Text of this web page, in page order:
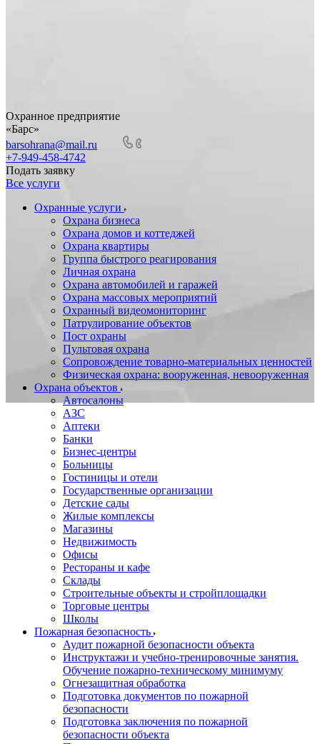
Охранное предприятие
«Барс»
barsohrana@mail.ru
+7-949-458-4742
Подать заявку
Все услуги
Охранные услуги
Охрана бизнеса
Охрана домов и коттеджей
Охрана квартиры
Группа быстрого реагирования
Личная охрана
Охрана автомобилей и гаражей
Охрана массовых мероприятий
Охранный видеомониторинг
Патрулирование объектов
Пост охраны
Пультовая охрана
Сопровождение товарно-материальных ценностей
Физическая охрана: вооруженная, невооруженная
Охрана объектов
Автосалоны
АЗС
Аптеки
Банки
Бизнес-центры
Больницы
Гостиницы и отели
Государственные организации
Детские сады
Жилые комплексы
Магазины
Недвижимость
Офисы
Рестораны и кафе
Склады
Строительные объекты и стройплощадки
Торговые центры
Школы
Пожарная безопасность
Аудит пожарной безопасности объекта
Инструктажи и учебно-тренировочные занятия.
Обучение пожарно-техническому минимуму
Огнезащитная обработка
Подготовка документов по пожарной
безопасности
Подготовка заключения по пожарной
безопасности объекта